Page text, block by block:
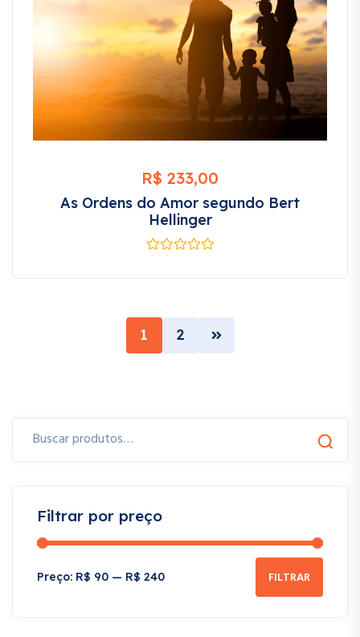
Filtrar por preço
FILTRAR
Preço: R$ 90 — R$ 240
R$ 233,00
As Ordens do Amor segundo Bert
Hellinger
1 2